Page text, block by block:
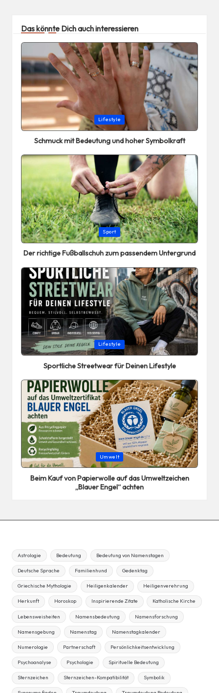
Das könnte Dich auch interessieren
Posted
in
Lifestyle
Schmuck mit Bedeutung und hoher Symbolkraft
Posted
in
Sport
Der richtige Fußballschuh zum passendem Untergrund
Posted
in
Lifestyle
Sportliche Streetwear für Deinen Lifestyle
Posted
in
Umwelt
Beim Kauf von Papierwolle auf das Umweltzeichen
„Blauer Engel“ achten
Astrologie Bedeutung Bedeutung von Namenstagen
Deutsche Sprache Familienhund Gedenktag
Griechische Mythologie Heiligenkalender Heiligenverehrung
Herkunft Horoskop Inspirierende Zitate Katholische Kirche
Lebensweisheiten Namensbedeutung Namensforschung
Namensgebung Namenstag Namenstagkalender
Numerologie Partnerschaft Persönlichkeitsentwicklung
Psychoanalyse Psychologie Spirituelle Bedeutung
Sternzeichen Sternzeichen-Kompatibilität Symbolik